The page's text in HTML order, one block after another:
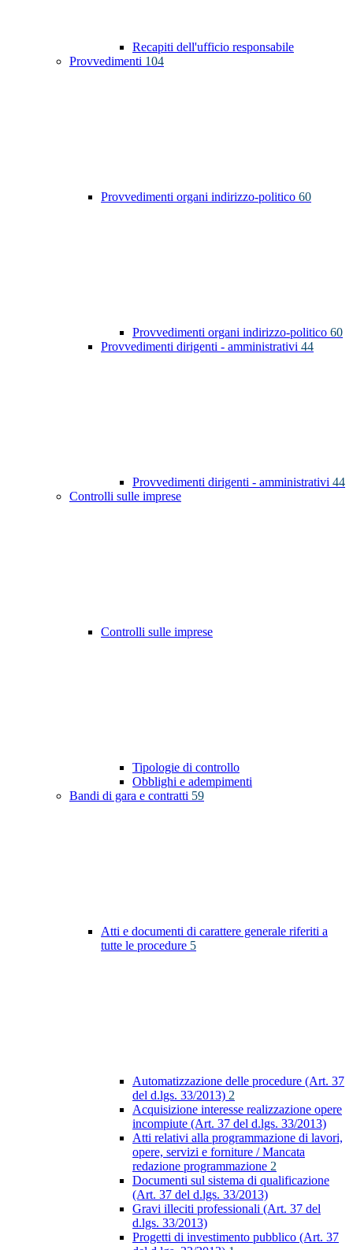
Recapiti dell'ufficio responsabile
Provvedimenti 104
Provvedimenti organi indirizzo-politico 60
Provvedimenti organi indirizzo-politico 60
Provvedimenti dirigenti - amministrativi 44
Provvedimenti dirigenti - amministrativi 44
Controlli sulle imprese
Controlli sulle imprese
Tipologie di controllo
Obblighi e adempimenti
Bandi di gara e contratti 59
Atti e documenti di carattere generale riferiti a
tutte le procedure 5
Automatizzazione delle procedure (Art. 37
del d.lgs. 33/2013) 2
Acquisizione interesse realizzazione opere
incompiute (Art. 37 del d.lgs. 33/2013)
Atti relativi alla programmazione di lavori,
opere, servizi e forniture / Mancata
redazione programmazione 2
Documenti sul sistema di qualificazione
(Art. 37 del d.lgs. 33/2013)
Gravi illeciti professionali (Art. 37 del
d.lgs. 33/2013)
Progetti di investimento pubblico (Art. 37